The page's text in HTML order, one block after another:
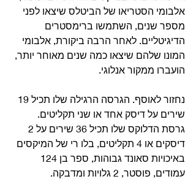
אלבומי הסטריאו של הביטלס שיצאו לפני
מספר שנים, השתמשו ברימסטרים
הדיגיטליים. לאחר הרבה ביקורת, אלבומי
המונו שלהם שיצאו כמה שנים מאוחר יותר,
הועברו ממקור אנלוגי.
שירים על דיסק אחד או שני תקליטים.
דיסקים או 4 תקליטים, בלו רי של המיקסים
עמודים, פוסטר, 2 גלויות ומדבקה.